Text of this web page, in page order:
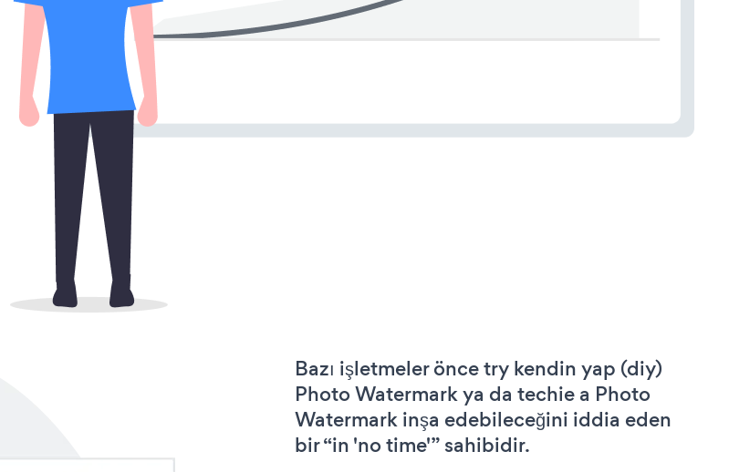
Bazı işletmeler önce try kendin yap (diy)
Photo Watermark ya da techie a Photo
Watermark inşa edebileceğini iddia eden
bir “in 'no time'” sahibidir.